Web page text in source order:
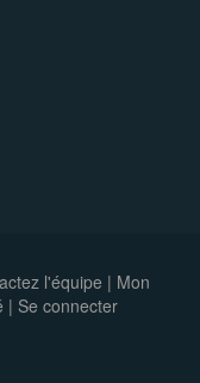
l'équipe | Mon
| Se connecter